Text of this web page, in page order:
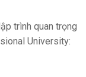
trình quan trọng
University: